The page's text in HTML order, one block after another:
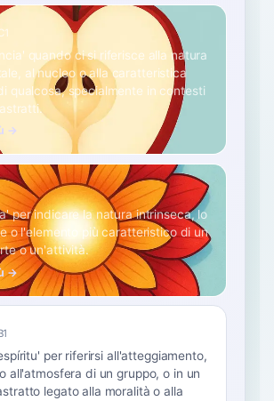
quando ci si riferisce alla natura
al nucleo o alla caratteristica
qualcosa, specialmente in contesti
→
per indicare la natura intrinseca, lo
o l'elemento più caratteristico di un
o un'attività.
→
per riferirsi all'atteggiamento,
all'atmosfera di un gruppo, o in un
legato alla moralità o alla